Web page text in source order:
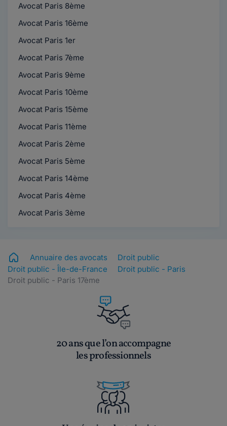
Avocat Paris 8ème
Avocat Paris 16ème
Avocat Paris 1er
Avocat Paris 7ème
Avocat Paris 9ème
Avocat Paris 10ème
Avocat Paris 15ème
Avocat Paris 11ème
Avocat Paris 2ème
Avocat Paris 5ème
Avocat Paris 14ème
Avocat Paris 4ème
Avocat Paris 3ème
Annuaire des avocats
Droit public
Droit public - Île-de-France
Droit public - Paris
Droit public - Paris 17ème
20 ans que l’on accompagne
les professionnels